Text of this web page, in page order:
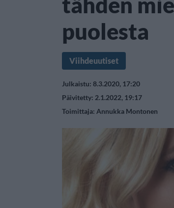
puolesta
Viihdeuutiset
Julkaistu: 8.3.2020, 17:20
Päivitetty: 2.1.2022, 19:17
Toimittaja: Annukka Montonen